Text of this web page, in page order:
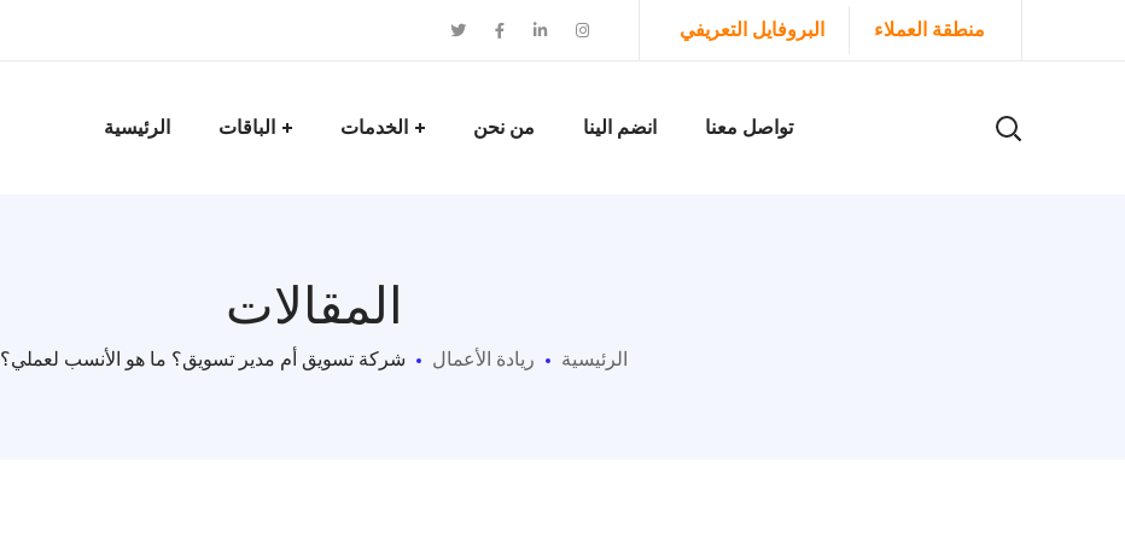
البروفايل التعريفي منطقة العملاء
الرئيسية الباقات الخدمات من نحن انضم الينا تواصل معنا
المقالات
الرئيسية ريادة الأعمال شركة تسويق أم مدير تسويق؟ ما هو الأنسب لعملي؟